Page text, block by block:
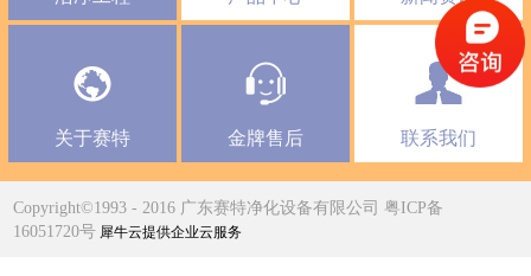
关于赛特 金牌售后 联系我们
Copyright©1993 - 2016 广东赛特净化设备有限公司 粤ICP备
16051720号 犀牛云提供企业云服务